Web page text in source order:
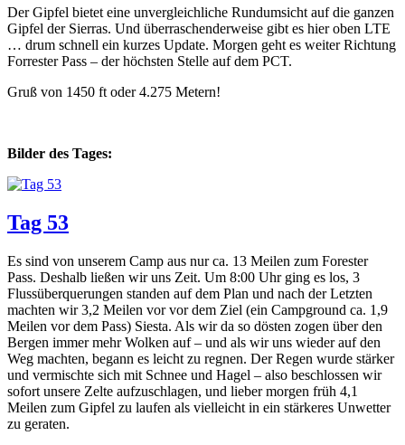
Der Gipfel bietet eine unvergleichliche Rundumsicht auf die ganzen
Gipfel der Sierras. Und überraschenderweise gibt es hier oben LTE
… drum schnell ein kurzes Update. Morgen geht es weiter Richtung
Forrester Pass – der höchsten Stelle auf dem PCT.
Gruß von 1450 ft oder 4.275 Metern!
Bilder des Tages:
Tag 53
Es sind von unserem Camp aus nur ca. 13 Meilen zum Forester
Pass. Deshalb ließen wir uns Zeit. Um 8:00 Uhr ging es los, 3
Flussüberquerungen standen auf dem Plan und nach der Letzten
machten wir 3,2 Meilen vor vor dem Ziel (ein Campground ca. 1,9
Meilen vor dem Pass) Siesta. Als wir da so dösten zogen über den
Bergen immer mehr Wolken auf – und als wir uns wieder auf den
Weg machten, begann es leicht zu regnen. Der Regen wurde stärker
und vermischte sich mit Schnee und Hagel – also beschlossen wir
sofort unsere Zelte aufzuschlagen, und lieber morgen früh 4,1
Meilen zum Gipfel zu laufen als vielleicht in ein stärkeres Unwetter
zu geraten.